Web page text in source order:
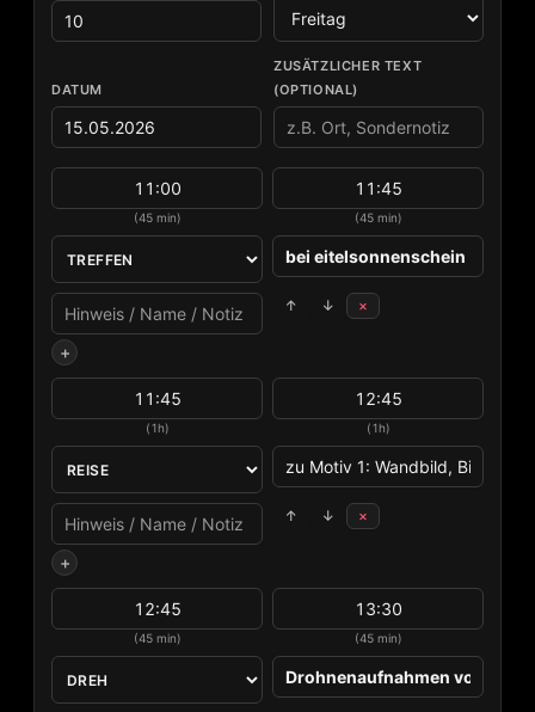
DATUM
ZUSÄTZLICHER TEXT
(OPTIONAL)
(45 min) (45 min)
↑ ↓ ×
+
(1h) (1h)
↑ ↓ ×
+
(45 min) (45 min)